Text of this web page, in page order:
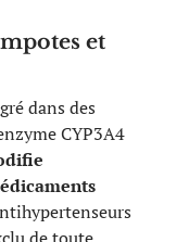
et
dans des
CYP3A4